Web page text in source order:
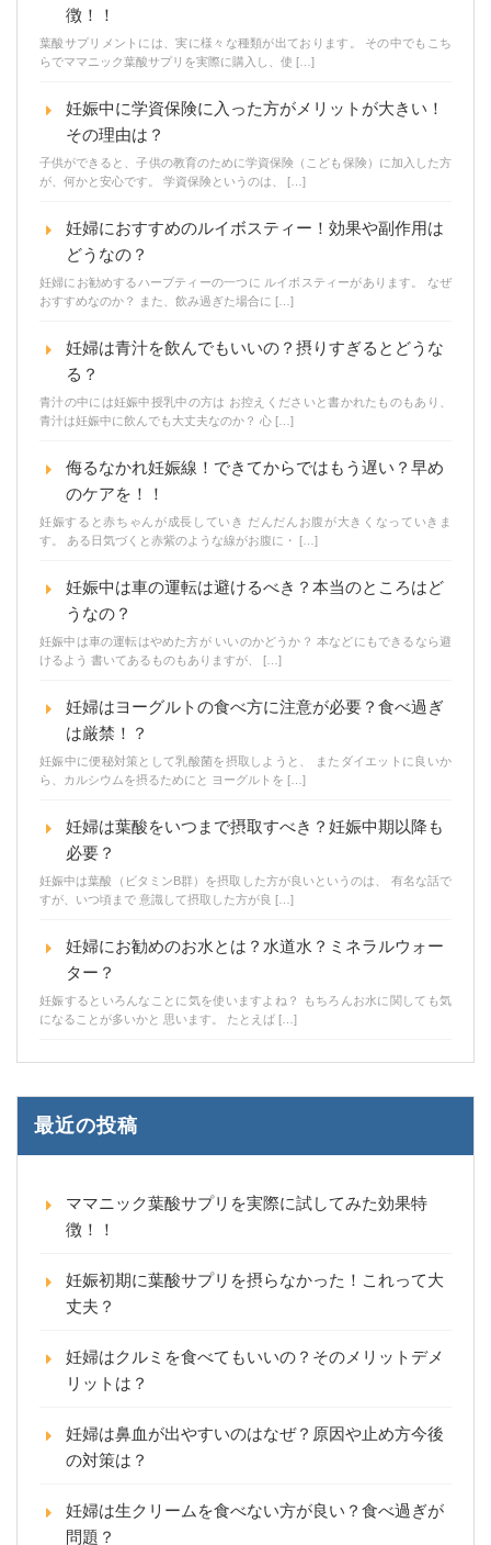
徴！！
葉酸サプリメントには、実に様々な種類が出ております。 その中でもこち
らでママニック葉酸サプリを実際に購入し、使 […]
妊娠中に学資保険に入った方がメリットが大きい！
その理由は？
子供ができると、子供の教育のために学資保険（こども保険）に加入した方
が、何かと安心です。 学資保険というのは、 […]
妊婦におすすめのルイボスティー！効果や副作用は
どうなの？
妊婦にお勧めするハーブティーの一つに ルイボスティーがあります。 なぜ
おすすめなのか？ また、飲み過ぎた場合に […]
妊婦は青汁を飲んでもいいの？摂りすぎるとどうな
る？
青汁の中には妊娠中授乳中の方は お控えくださいと書かれたものもあり、
青汁は妊娠中に飲んでも大丈夫なのか？ 心 […]
侮るなかれ妊娠線！できてからではもう遅い？早め
のケアを！！
妊娠すると赤ちゃんが成長していき だんだんお腹が大きくなっていきま
す。 ある日気づくと赤紫のような線がお腹に・ […]
妊娠中は車の運転は避けるべき？本当のところはど
うなの？
妊娠中は車の運転はやめた方が いいのかどうか？ 本などにもできるなら避
けるよう 書いてあるものもありますが、 […]
妊婦はヨーグルトの食べ方に注意が必要？食べ過ぎ
は厳禁！？
妊娠中に便秘対策として乳酸菌を摂取しようと、 またダイエットに良いか
ら、カルシウムを摂るためにと ヨーグルトを […]
妊婦は葉酸をいつまで摂取すべき？妊娠中期以降も
必要？
妊娠中は葉酸（ビタミンB群）を摂取した方が良いというのは、 有名な話で
すが、いつ頃まで 意識して摂取した方が良 […]
妊婦にお勧めのお水とは？水道水？ミネラルウォー
ター？
妊娠するといろんなことに気を使いますよね？ もちろんお水に関しても気
になることが多いかと 思います。 たとえば […]
最近の投稿
ママニック葉酸サプリを実際に試してみた効果特
徴！！
妊娠初期に葉酸サプリを摂らなかった！これって大
丈夫？
妊婦はクルミを食べてもいいの？そのメリットデメ
リットは？
妊婦は鼻血が出やすいのはなぜ？原因や止め方今後
の対策は？
妊婦は生クリームを食べない方が良い？食べ過ぎが
問題？